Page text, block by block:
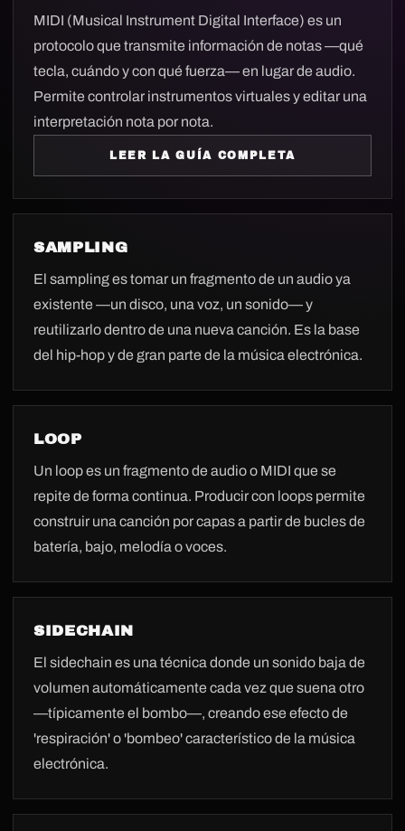
MIDI (Musical Instrument Digital Interface) es un
protocolo que transmite información de notas —qué
tecla, cuándo y con qué fuerza— en lugar de audio.
Permite controlar instrumentos virtuales y editar una
interpretación nota por nota.
LEER LA GUÍA COMPLETA
SAMPLING
El sampling es tomar un fragmento de un audio ya
existente —un disco, una voz, un sonido— y
reutilizarlo dentro de una nueva canción. Es la base
del hip-hop y de gran parte de la música electrónica.
LOOP
Un loop es un fragmento de audio o MIDI que se
repite de forma continua. Producir con loops permite
construir una canción por capas a partir de bucles de
batería, bajo, melodía o voces.
SIDECHAIN
El sidechain es una técnica donde un sonido baja de
volumen automáticamente cada vez que suena otro
—típicamente el bombo—, creando ese efecto de
'respiración' o 'bombeo' característico de la música
electrónica.